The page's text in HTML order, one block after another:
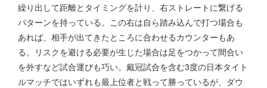
繰り出して距離とタイミングを計り、右ストレートに繋げる
パターンを持っている。この右は自ら踏み込んで打つ場合も
あれば、相手が出てきたところに合わせるカウンターもあ
る。リスクを避ける必要が生じた場合は足をつかって間合い
を外すなど試合運びも巧い。戴冠試合を含む3度の日本タイト
ルマッチではいずれも最上位者と戦って勝っているが、ダウ